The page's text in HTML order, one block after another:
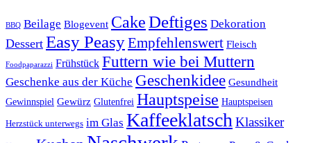
BBQ Beilage Blogevent CakeDeftiges Dekoration
Dessert Easy PeasyEmpfehlenswert Fleisch
Foodpaparazzi Frühstück Futtern wie bei Muttern
Geschenke aus der Küche Geschenkidee Gesundheit
Gewinnspiel Gewürz Glutenfrei Hauptspeise Hauptspeisen
Herzstück unterwegs im Glas Kaffeeklatsch Klassiker